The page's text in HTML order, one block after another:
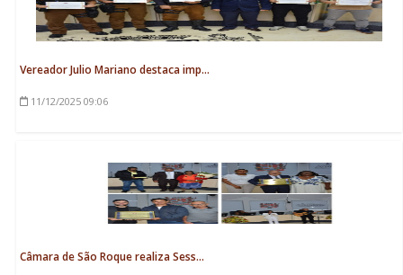
Vereador Julio Mariano destaca imp...
11/12/2025 09:06
Câmara de São Roque realiza Sess...